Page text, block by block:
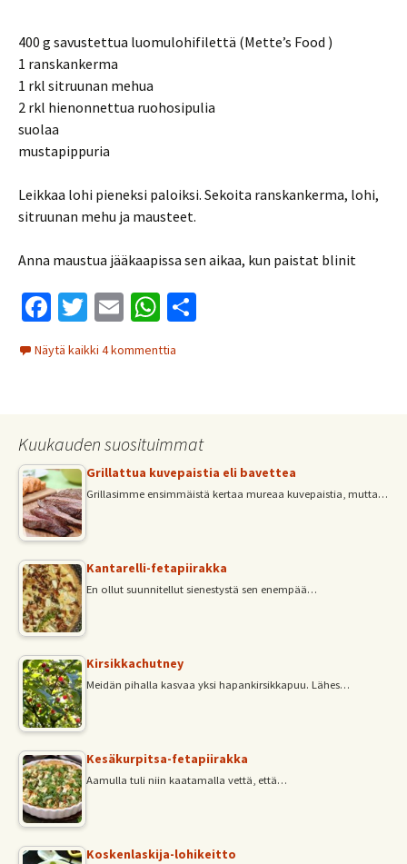
400 g savustettua luomulohifilettä (Mette’s Food )
1 ranskankerma
1 rkl sitruunan mehua
2 rkl hienonnettua ruohosipulia
suolaa
mustapippuria
Leikkaa lohi pieneksi paloiksi. Sekoita ranskankerma, lohi,
sitruunan mehu ja mausteet.
Anna maustua jääkaapissa sen aikaa, kun paistat blinit
Fa
ce
b
k
T
wi
tt
E
ai
W
h
at
p
Näytä kaikki 4 kommenttia
Kuukauden suosituimmat
Grillattua kuvepaistia eli bavettea
Grillasimme ensimmäistä kertaa mureaa kuvepaistia, mutta…
Kantarelli-fetapiirakka
En ollut suunnitellut sienestystä sen enempää…
Kirsikkachutney
Meidän pihalla kasvaa yksi hapankirsikkapuu. Lähes…
Kesäkurpitsa-fetapiirakka
Aamulla tuli niin kaatamalla vettä, että…
Koskenlaskija-lohikeitto